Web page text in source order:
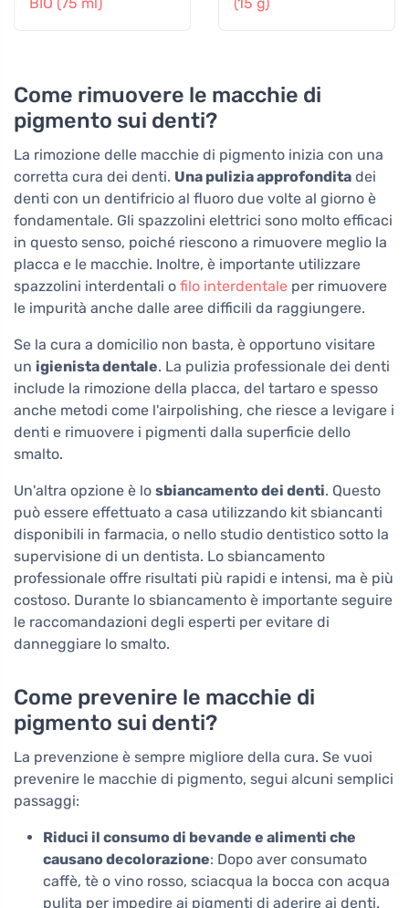
Come rimuovere le macchie di
pigmento sui denti?
La rimozione delle macchie di pigmento inizia con una
corretta cura dei denti. Una pulizia approfondita dei
denti con un dentifricio al fluoro due volte al giorno è
fondamentale. Gli spazzolini elettrici sono molto efficaci
in questo senso, poiché riescono a rimuovere meglio la
placca e le macchie. Inoltre, è importante utilizzare
spazzolini interdentali o filo interdentale per rimuovere
le impurità anche dalle aree difficili da raggiungere.
Se la cura a domicilio non basta, è opportuno visitare
un igienista dentale. La pulizia professionale dei denti
include la rimozione della placca, del tartaro e spesso
anche metodi come l'airpolishing, che riesce a levigare i
denti e rimuovere i pigmenti dalla superficie dello
smalto.
Un'altra opzione è lo sbiancamento dei denti. Questo
può essere effettuato a casa utilizzando kit sbiancanti
disponibili in farmacia, o nello studio dentistico sotto la
supervisione di un dentista. Lo sbiancamento
professionale offre risultati più rapidi e intensi, ma è più
costoso. Durante lo sbiancamento è importante seguire
le raccomandazioni degli esperti per evitare di
danneggiare lo smalto.
Come prevenire le macchie di
pigmento sui denti?
La prevenzione è sempre migliore della cura. Se vuoi
prevenire le macchie di pigmento, segui alcuni semplici
passaggi:
Riduci il consumo di bevande e alimenti che
causano decolorazione: Dopo aver consumato
caffè, tè o vino rosso, sciacqua la bocca con acqua
pulita per impedire ai pigmenti di aderire ai denti.